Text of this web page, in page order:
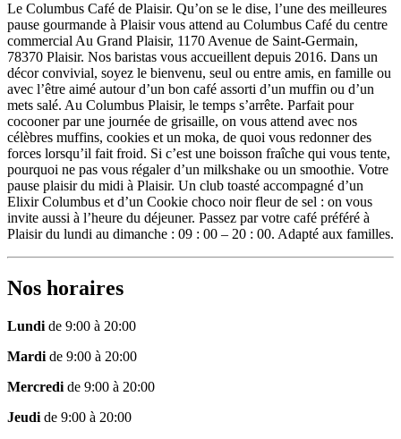
Le Columbus Café de Plaisir. Qu’on se le dise, l’une des meilleures
pause gourmande à Plaisir vous attend au Columbus Café du centre
commercial Au Grand Plaisir, 1170 Avenue de Saint-Germain,
78370 Plaisir. Nos baristas vous accueillent depuis 2016. Dans un
décor convivial, soyez le bienvenu, seul ou entre amis, en famille ou
avec l’être aimé autour d’un bon café assorti d’un muffin ou d’un
mets salé. Au Columbus Plaisir, le temps s’arrête. Parfait pour
cocooner par une journée de grisaille, on vous attend avec nos
célèbres muffins, cookies et un moka, de quoi vous redonner des
forces lorsqu’il fait froid. Si c’est une boisson fraîche qui vous tente,
pourquoi ne pas vous régaler d’un milkshake ou un smoothie. Votre
pause plaisir du midi à Plaisir. Un club toasté accompagné d’un
Elixir Columbus et d’un Cookie choco noir fleur de sel : on vous
invite aussi à l’heure du déjeuner. Passez par votre café préféré à
Plaisir du lundi au dimanche : 09 : 00 – 20 : 00. Adapté aux familles.
Nos horaires
Lundi de 9:00 à 20:00
Mardi de 9:00 à 20:00
Mercredi de 9:00 à 20:00
Jeudi de 9:00 à 20:00